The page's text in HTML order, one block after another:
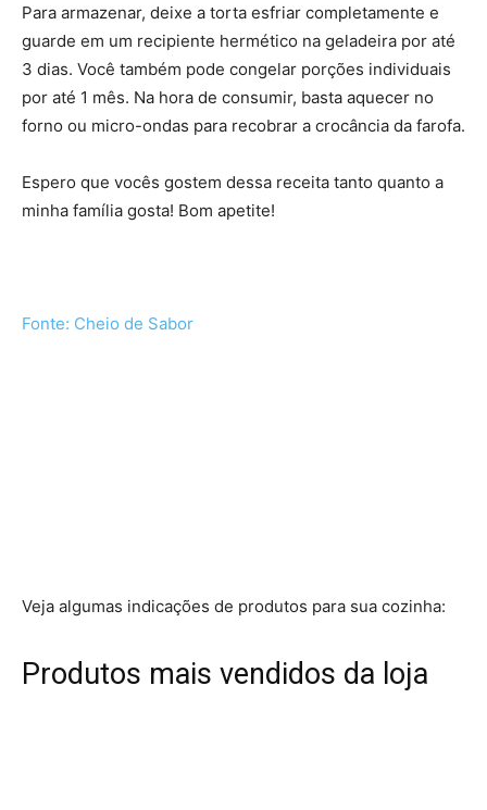
Para armazenar, deixe a torta esfriar completamente e
guarde em um recipiente hermético na geladeira por até
3 dias. Você também pode congelar porções individuais
por até 1 mês. Na hora de consumir, basta aquecer no
forno ou micro-ondas para recobrar a crocância da farofa.
Espero que vocês gostem dessa receita tanto quanto a
minha família gosta! Bom apetite!
Fonte: Cheio de Sabor
Veja algumas indicações de produtos para sua cozinha:
Produtos mais vendidos da loja